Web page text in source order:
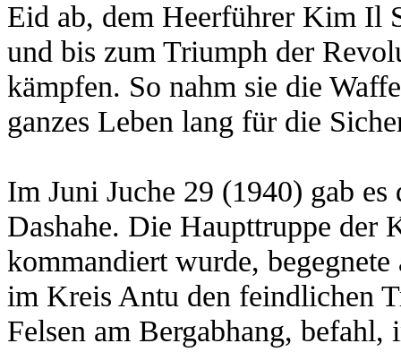
Eid ab, dem Heerführer Kim Il
und bis zum Triumph der
kämpfen. So nahm sie die
ganzes Leben lang für die
Im Juni Juche 29 (1940) gab
Dashahe. Die Haupttruppe
kommandiert wurde,
im Kreis Antu den feindlichen
Felsen am Bergabhang,